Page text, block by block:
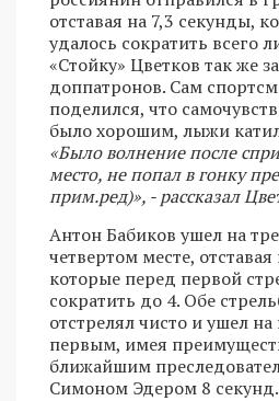
отставая на 7,3 секунды,
удалось сократить всего
«Стойку» Цветков так же
доппатронов. Сам
поделился, что
было хорошим, лыжи
«Было волнение после
место, не попал в гонку
прим.ред)», - рассказал
Антон Бабиков ушел на
четвертом месте,
которые перед первой
сократить до 4. Обе
отстрелял чисто и ушел
первым, имея
ближайшим
Симоном Эдером 8 секунд.